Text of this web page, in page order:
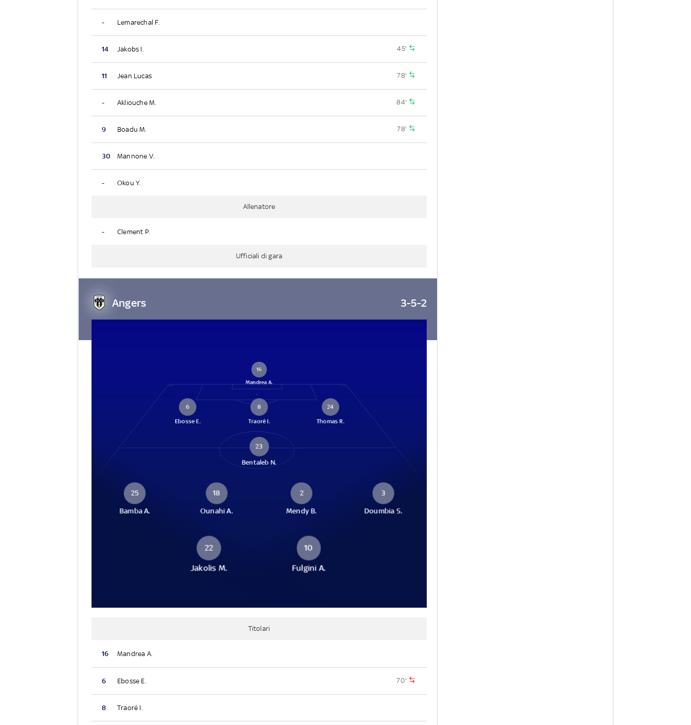
- Lemarechal F.
14 Jakobs I. 45'
11 Jean Lucas 78'
- Akliouche M. 84'
9 Boadu M. 78'
30 Mannone V.
- Okou Y.
Allenatore
- Clement P.
Ufficiali di gara
Angers 3-5-2
16
Mandrea A.
6
Ebosse E.
8
Traoré I.
24
Thomas R.
23
Bentaleb N.
25
Bamba A.
18
Ounahi A.
2
Mendy B.
3
Doumbia S.
22
Jakolis M.
10
Fulgini A.
Titolari
16 Mandrea A.
6 Ebosse E. 70'
8 Traoré I.